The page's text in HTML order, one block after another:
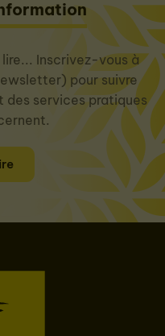
Inscrivez-vous à
pour suivre
des services pratiques